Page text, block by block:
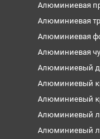
Алюминиевая
Алюминиевая
Алюминиевая
Алюминиевая
Алюминиевый
Алюминиевый
Алюминиевый
Алюминиевый
Алюминиевый